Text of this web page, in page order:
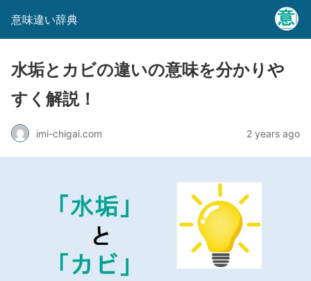
意味違い辞典
水垢とカビの違いの意味を分かりや
すく解説！
imi-chigai.com 2 years ago